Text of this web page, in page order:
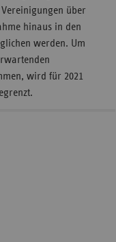
über
hinaus in den
werden. Um
wird für 2021